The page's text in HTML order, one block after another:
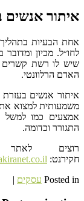
איתור אנשים
אחת הבעיות
לחו״ל. מכיון
שיש לו רשת קשרים
האדם הרלוונטי.
איתור אנשים בעזרת
משמעותית למצוא את
אמצעים כמו
התגורר וכדומה.
רוצים
חקירנט:
Posted in עסקים |